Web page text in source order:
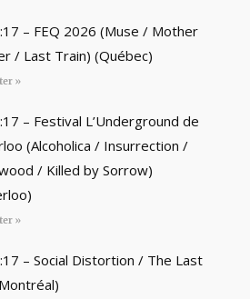
– FEQ 2026 (Muse / Mother
/ Last Train) (Québec)
»
– Festival L’Underground de
(Alcoholica / Insurrection /
/ Killed by Sorrow)
»
– Social Distortion / The Last